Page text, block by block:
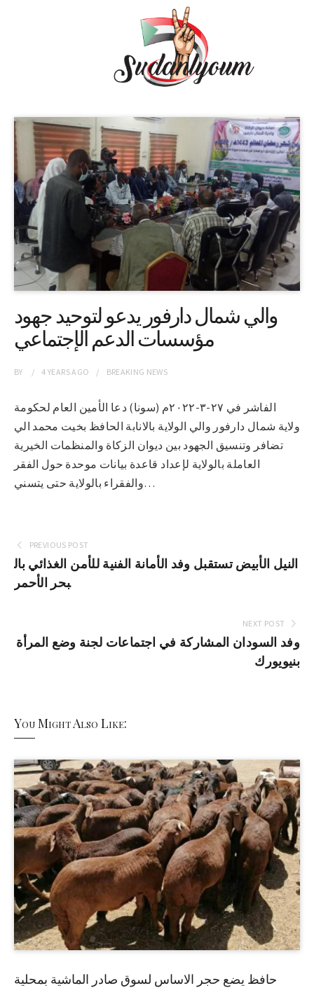
والي شمال دارفور يدعو لتوحيد جهود
مؤسسات الدعم الإجتماعي
BY 4 YEARSAGO BREAKING NEWS
الفاشر في ٢٧-٣-٢٠٢٢م (سونا) دعا الأمين العام لحكومة
ولاية شمال دارفور والي الولاية بالانابة الحافظ بخيت محمد الي
تضافر وتنسيق الجهود بين ديوان الزكاة والمنظمات الخيرية
العاملة بالولاية لإعداد قاعدة بيانات موحدة حول الفقر
والفقراء بالولاية حتى يتسني…
PREVIOUS POST
النيل الأبيض تستقبل وفد الأمانة الفنية للأمن الغذائي بال
بحر الأحمر
NEXT POST
وفد السودان المشاركة في اجتماعات لجنة وضع المرأة
بنيويورك
You Might Also Like:
حافظ يضع حجر الاساس لسوق صادر الماشية بمحلية